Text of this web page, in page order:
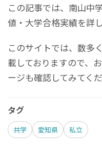
この記事では、南山中
値・大学合格実績を詳
このサイトでは、数多
載しておりますので、
ージも確認してみてくだ
タグ
共学 愛知県 私立